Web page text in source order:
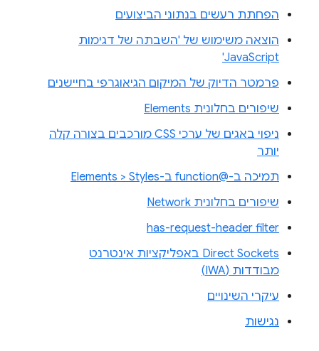
הפחתת רעשים בנתוני הביצועים
הוצאה משימוש של 'השבתה של דגימות
JavaScript'
פרמטר הדיוק של המיקום הגיאוגרפי בחיישנים
שיפורים בחלונית Elements
ניפוי באגים של ערכי CSS מורכבים בצורה קלה
יותר
תמיכה ב-@function ב-Elements > Styles
שיפורים בחלונית Network
has-request-header filter
Direct Sockets באפליקציות אינטרנט
מבודדות (IWA)
עיקרי השינויים
נגישות